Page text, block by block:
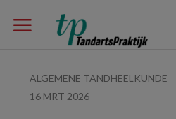
ALGEMENE TANDHEELKUNDE
16 MRT 2026